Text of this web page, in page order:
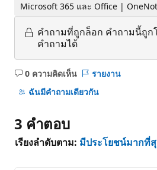
Microsoft 365 และ Office |
คำถามที่ถูกล็อก คำถามนี้ถูก
คำถามได้
0 ความคิดเห็น
ไม่มี
ข้อคิด
รายงาน
ฉันมีคําถามเดียวกัน
3 คําตอบ
เรียงลำดับตาม: มีประโยชน์มากที่